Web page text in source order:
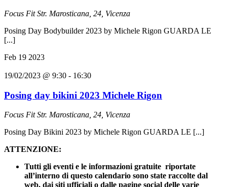
Focus FitStr. Marosticana, 24, Vicenza
Posing Day Bodybuilder 2023 by Michele Rigon GUARDA LE
[...]
Feb 19 2023
19/02/2023 @ 9:30 - 16:30
Posing day bikini 2023 Michele Rigon
Focus FitStr. Marosticana, 24, Vicenza
Posing Day Bikini 2023 by Michele Rigon GUARDA LE [...]
ATTENZIONE:
Tutti gli eventi e le informazioni gratuite riportate
all’interno di questo calendario sono state raccolte dal
web, dai siti ufficiali o dalle pagine social delle varie